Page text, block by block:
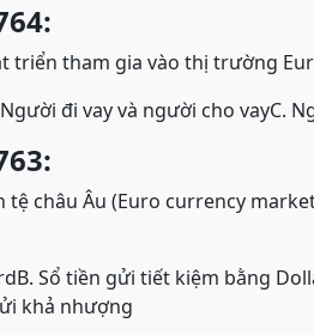
triển tham gia vào thị trường
đi vay và người cho vayC.
châu Âu (Euro currency
B. Sổ tiền gửi tiết kiệm bằng
khả nhượng